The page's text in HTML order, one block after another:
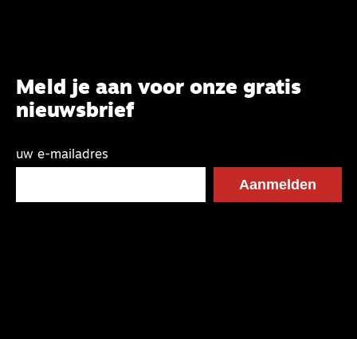
Meld je aan voor onze gratis
nieuwsbrief
uw e-mailadres